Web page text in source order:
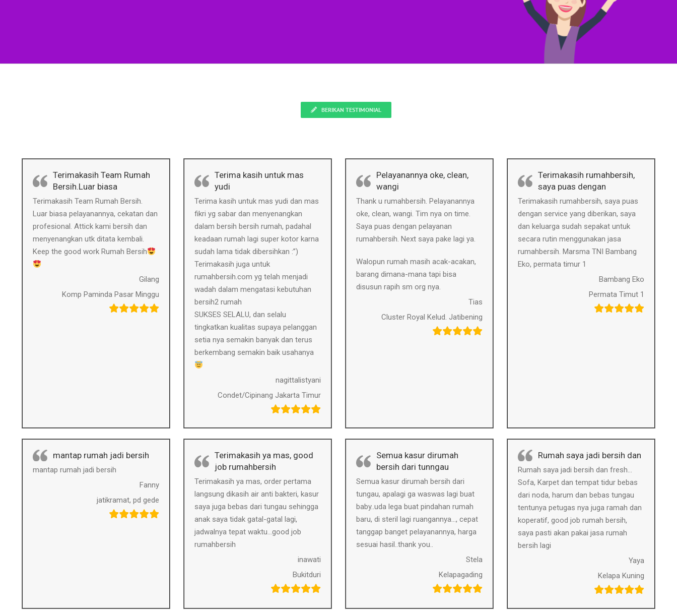
BERIKAN TESTIMONIAL
Terimakasih Team Rumah
Bersih.Luar biasa
Terimakasih Team Rumah Bersih.
Luar biasa pelayanannya, cekatan dan
profesional. Attick kami bersih dan
menyenangkan utk ditata kembali.
Keep the good work Rumah Bersih
Gilang
Komp Paminda Pasar Minggu
Terima kasih untuk mas
yudi
Terima kasih untuk mas yudi dan mas
fikri yg sabar dan menyenangkan
dalam bersih bersih rumah, padahal
keadaan rumah lagi super kotor karna
sudah lama tidak dibersihkan :”)
Terimakasih juga untuk
rumahbersih.com yg telah menjadi
wadah dalam mengatasi kebutuhan
bersih2 rumah
SUKSES SELALU, dan selalu
tingkatkan kualitas supaya pelanggan
setia nya semakin banyak dan terus
berkembang semakin baik usahanya
nagittalistyani
Condet/Cipinang Jakarta Timur
Pelayanannya oke, clean,
wangi
Thank u rumahbersih. Pelayanannya
oke, clean, wangi. Tim nya on time.
Saya puas dengan pelayanan
rumahbersih. Next saya pake lagi ya.
Walopun rumah masih acak-acakan,
barang dimana-mana tapi bisa
disusun rapih sm org nya.
Tias
Cluster Royal Kelud. Jatibening
Terimakasih rumahbersih,
saya puas dengan
Terimakasih rumahbersih, saya puas
dengan service yang diberikan, saya
dan keluarga sudah sepakat untuk
secara rutin menggunakan jasa
rumahbersih. Marsma TNI Bambang
Eko, permata timur 1
Bambang Eko
Permata Timut 1
mantap rumah jadi bersih
mantap rumah jadi bersih
Fanny
jatikramat, pd gede
Terimakasih ya mas, good
job rumahbersih
Terimakasih ya mas, order pertama
langsung dikasih air anti bakteri, kasur
saya juga bebas dari tungau sehingga
anak saya tidak gatal-gatal lagi,
jadwalnya tepat waktu…good job
rumahbersih
inawati
Bukitduri
Semua kasur dirumah
bersih dari tunngau
Semua kasur dirumah bersih dari
tungau, apalagi ga waswas lagi buat
baby..uda lega buat pindahan rumah
baru, di steril lagi ruangannya…, cepat
tanggap banget pelayanannya, harga
sesuai hasil..thank you..
Stela
Kelapagading
Rumah saya jadi bersih dan
Rumah saya jadi bersih dan fresh…
Sofa, Karpet dan tempat tidur bebas
dari noda, harum dan bebas tungau
tentunya petugas nya juga ramah dan
koperatif, good job rumah bersih,
saya pasti akan pakai jasa rumah
bersih lagi
Yaya
Kelapa Kuning